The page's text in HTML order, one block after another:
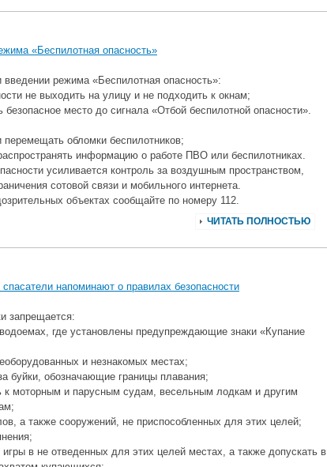
«Беспилотная опасность»
введении режима «Беспилотная опасность»:
не выходить на улицу и не подходить к окнам;
безопасное место до сигнала «Отбой беспилотной опасности».
перемещать обломки беспилотников;
информацию о работе ПВО или беспилотниках.
усиливается контроль за воздушным пространством,
сотовой связи и мобильного интернета.
объектах сообщайте по номеру 112.
ЧИТАТЬ ПОЛНОСТЬЮ
напоминают о правилах безопасности
запрещается:
где установлены предупреждающие знаки «Купание
и незнакомых местах;
буйки, обозначающие границы плавания;
к моторным и парусным судам, весельным лодкам и другим
а также сооружений, не приспособленных для этих целей;
в не отведенных для этих целей местах, а также допускать в